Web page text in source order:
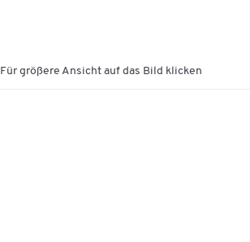
Für größere Ansicht auf das Bild klicken